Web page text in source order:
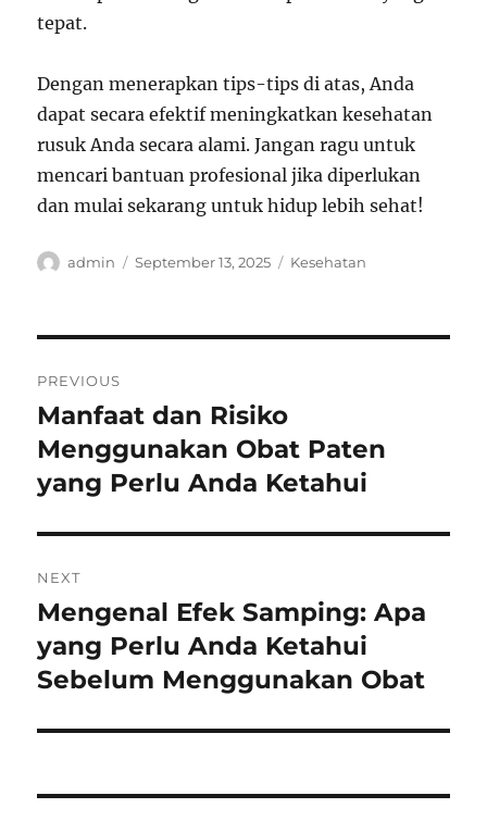
tepat.
Dengan menerapkan tips-tips di atas, Anda
dapat secara efektif meningkatkan kesehatan
rusuk Anda secara alami. Jangan ragu untuk
mencari bantuan profesional jika diperlukan
dan mulai sekarang untuk hidup lebih sehat!
Author
admin
Posted
September 13, 2025 Categories
Kesehatan
navigation
PREVIOUS
Previous
post:
Manfaat dan Risiko
Menggunakan Obat Paten
yang Perlu Anda Ketahui
NEXT
Next
post:
Mengenal Efek Samping: Apa
yang Perlu Anda Ketahui
Sebelum Menggunakan Obat